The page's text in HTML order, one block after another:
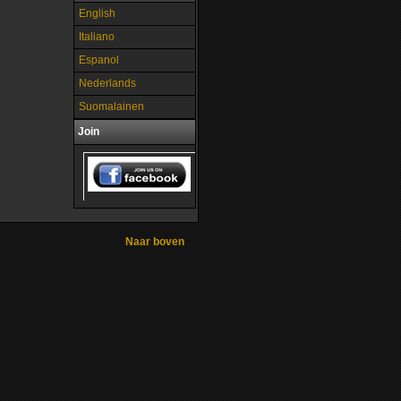
English
Italiano
Espanol
Nederlands
Suomalainen
Join
Naar boven